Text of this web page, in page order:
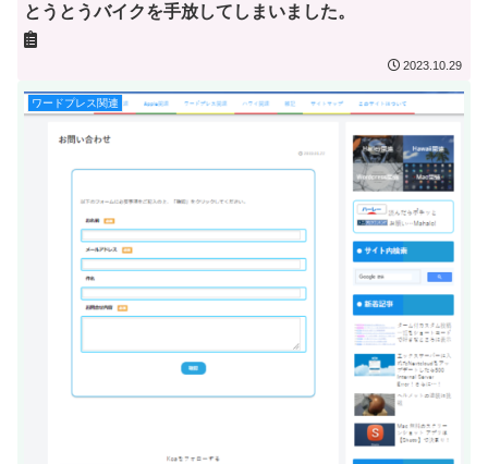
とうとうバイクを手放してしまいました。
2023.10.29
ワードプレス関連